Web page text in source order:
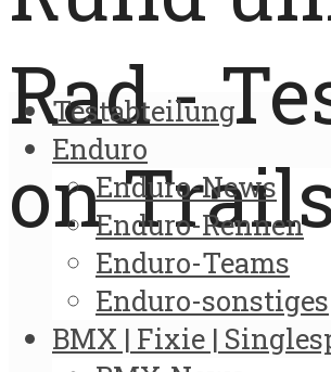
Rad -
on
Testabteilung
Enduro
Enduro-News
Enduro-Rennen
Enduro-Teams
Enduro-sonstiges
BMX | Fixie |